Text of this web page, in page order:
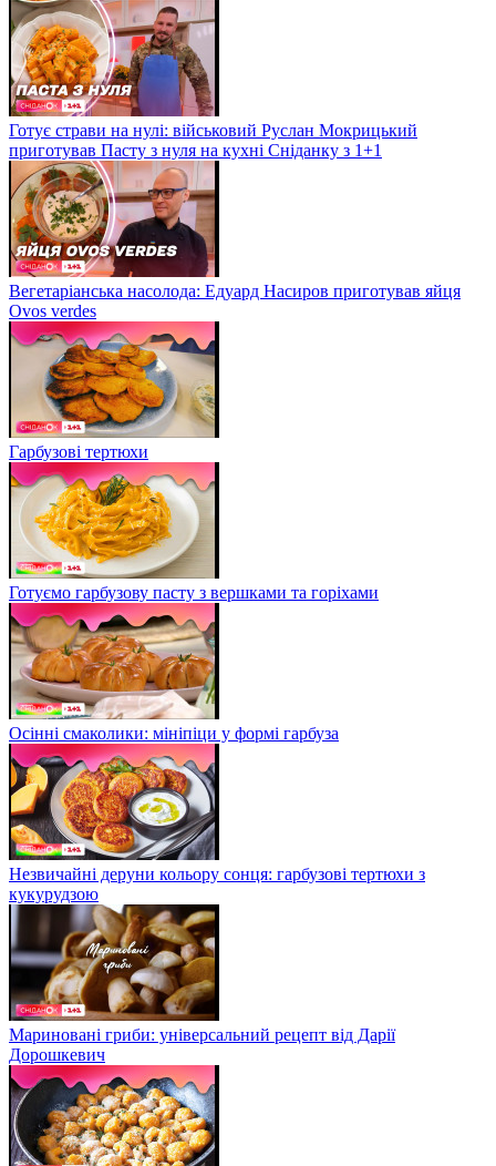
Готує страви на нулі: військовий Руслан Мокрицький
приготував Пасту з нуля на кухні Сніданку з 1+1
Вегетаріанська насолода: Едуард Насиров приготував яйця
Ovos verdes
Гарбузові тертюхи
Готуємо гарбузову пасту з вершками та горіхами
Осінні смаколики: мініпіци у формі гарбуза
Незвичайні деруни кольору сонця: гарбузові тертюхи з
кукурудзою
Мариновані гриби: універсальний рецепт від Дарії
Дорошкевич